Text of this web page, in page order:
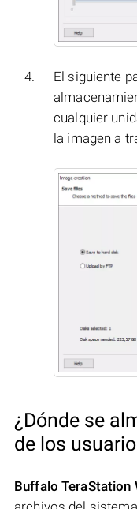
El siguiente
cualquier
la imagen a
¿Dónde se
de los
Buffalo TeraStation